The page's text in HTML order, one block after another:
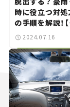
時に役立つ対処
の手順を解説！
防災】
2024.07.16